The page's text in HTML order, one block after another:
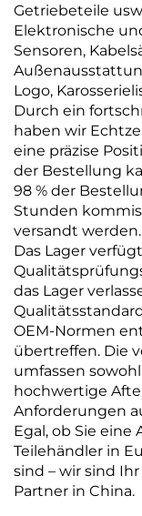
Getriebeteile
Elektronische
Sensoren,
Logo,
Durch ein
haben wir
eine präzise
der Bestellung
98 % der
Stunden
versandt werden.
Das Lager
das Lager
OEM-Normen
übertreffen. Die
umfassen
hochwertige
Anforderungen
Egal, ob Sie
Teilehändler in
sind – wir sind
Partner in China.